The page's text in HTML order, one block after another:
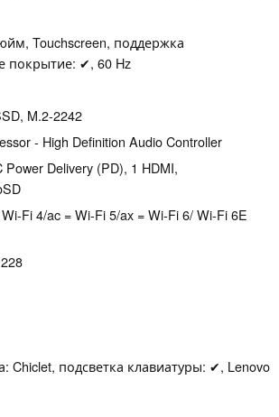
Touchscreen, поддержка
покрытие: ✔, 60 Hz
M.2-2242
- High Definition Audio Controller
Delivery (PD), 1 HDMI,
Fi 4/ac = Wi-Fi 5/ax = Wi-Fi 6/ Wi-Fi 6E
Chiclet, подсветка клавиатуры: ✔, Lenovo